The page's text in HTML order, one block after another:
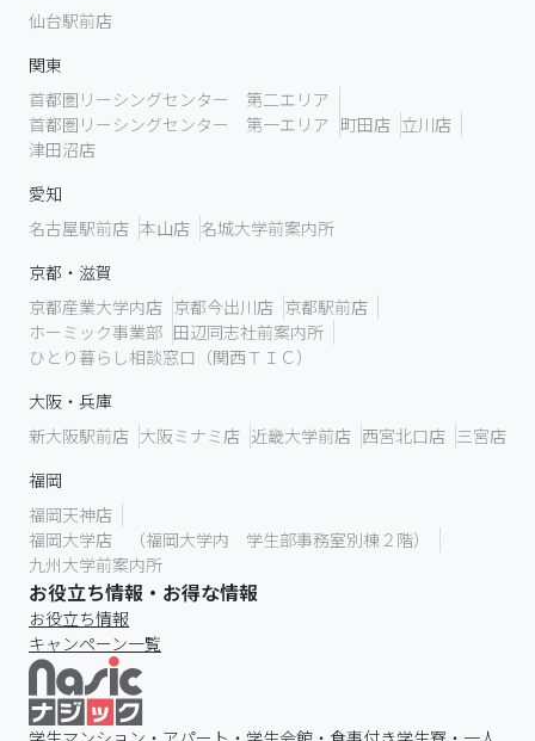
仙台駅前店
関東
首都圏リーシングセンター 第二エリア
首都圏リーシングセンター 第一エリア 町田店 立川店
津田沼店
愛知
名古屋駅前店 本山店 名城大学前案内所
京都・滋賀
京都産業大学内店 京都今出川店 京都駅前店
ホーミック事業部 田辺同志社前案内所
ひとり暮らし相談窓口（関西ＴＩＣ）
大阪・兵庫
新大阪駅前店 大阪ミナミ店 近畿大学前店 西宮北口店 三宮店
福岡
福岡天神店
福岡大学店 （福岡大学内 学生部事務室別棟２階）
九州大学前案内所
お役立ち情報・お得な情報
お役立ち情報
キャンペーン一覧